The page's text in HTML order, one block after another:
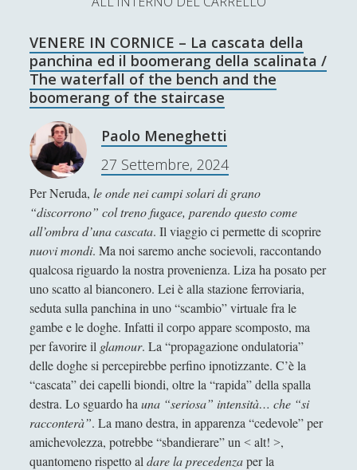
Contatti & Collabora!
La nostra storia
t
i
t
t
e
r
a
e
b
o
o
k
t
u
b
e
CERCA
S
e
r
c
SUPPORT US
Se apprezzi il nostro lavoro, puoi effettuare una
donazione tramite PayPal!
Contenuti
► Antologia(4)
Filosofia(799)
► Saggi(72)
Scienza (84)
VENERE IN CORNICE – La cascata della
panchina ed il boomerang della scalinata /
The waterfall of the bench and the
boomerang of the staircase
Paolo Meneghetti
27 Settembre, 2024
Per Neruda,le onde nei campi solari di grano
“discorrono” col treno fugace, parendo questo come
all’ombra d’una cascata. Il viaggio ci permette di scoprire
nuovi mondi. Ma noi saremo anche socievoli, raccontando
qualcosa riguardo la nostra provenienza. Liza ha posato per
uno scatto al bianconero. Lei è alla stazione ferroviaria,
seduta sulla panchina in uno “scambio” virtuale fra le
gambe e le doghe. Infatti il corpo appare scomposto, ma
per favorire il glamour. La “propagazione ondulatoria”
delle doghe si percepirebbe perfino ipnotizzante. C’è la
“cascata” dei capelli biondi, oltre la “rapida” della spalla
destra. Lo sguardo hauna “seriosa” intensità… che “si
racconterà”. La mano destra, in apparenza “cedevole” per
amichevolezza, potrebbe “sbandierare” un ˂ alt! ˃,
quantomeno rispetto aldare la precedenzaper la